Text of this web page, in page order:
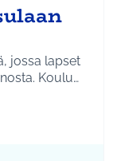
jossa lapset
Koulu…
Ympäristö